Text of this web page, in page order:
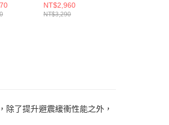
休閒鞋
150066WMVMT
NT$2,960
NT$3,290
了提升避震緩衝性能之外，